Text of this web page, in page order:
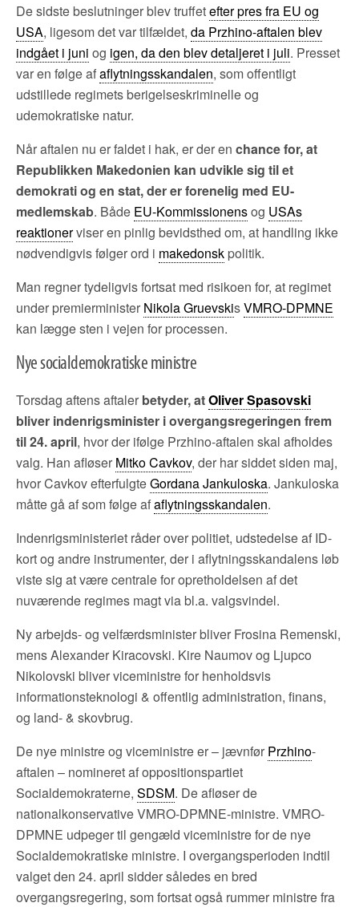
De sidste beslutninger blev truffetefter pres fra EU og
USA, ligesom det var tilfældet, da Przhino-aftalen blev
indgået i juni og igen, da den blev detaljeret i juli. Presset
var en følge afaflytningsskandalen, som offentligt
udstillede regimets berigelseskriminelle og
udemokratiske natur.
Når aftalen nu er faldet i hak, er der en chance for, at
Republikken Makedonien kan udvikle sig til et
demokrati og en stat, der er forenelig med EU-
medlemskab. Både EU-Kommissionensog USAs
reaktionerviser en pinlig bevidsthed om, at handling ikke
nødvendigvis følger ord i makedonsk politik.
Man regner tydeligvis fortsat med risikoen for, at regimet
under premierminister Nikola GruevskisVMRO-DPMNE
kan lægge sten i vejen for processen.
Nye socialdemokratiske ministre
Torsdag aftens aftaler betyder, atOliver Spasovski
bliver indenrigsminister i overgangsregeringen frem
til 24. april, hvor der ifølge Przhino-aftalen skal afholdes
valg. Han afløser Mitko Cavkov, der har siddet siden maj,
hvor Cavkov efterfulgteGordana Jankuloska. Jankuloska
måtte gå af som følge afaflytningsskandalen.
Indenrigsministeriet råder over politiet, udstedelse af ID-
kort og andre instrumenter, der i aflytningsskandalens løb
viste sig at være centrale for opretholdelsen af det
nuværende regimes magt via bl.a. valgsvindel.
Ny arbejds- og velfærdsminister bliver Frosina Remenski,
mens Alexander Kiracovski. Kire Naumov og Ljupco
Nikolovski bliver viceministre for henholdsvis
informationsteknologi & offentlig administration, finans,
og land- & skovbrug.
De nye ministre og viceministre er – jævnfør Przhino-
aftalen – nomineret af oppositionspartiet
Socialdemokraterne, SDSM. De afløser de
nationalkonservative VMRO-DPMNE-ministre. VMRO-
DPMNE udpeger til gengæld viceministre for de nye
Socialdemokratiske ministre. I overgangsperioden indtil
valget den 24. april sidder således en bred
overgangsregering, som fortsat også rummer ministre fra